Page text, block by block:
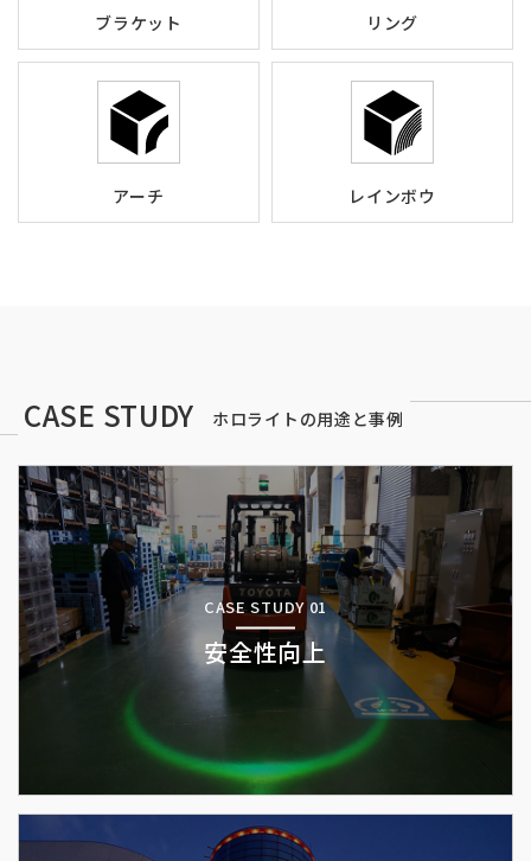
ブラケット リング
アーチ レインボウ
CASE STUDY ホロライトの用途と事例
CASE STUDY 01
安全性向上